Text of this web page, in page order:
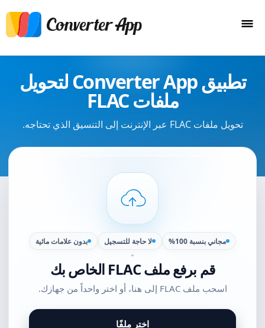
تطبيق Converter App لتحويل
ملفات FLAC
تحويل ملفات FLAC عبر الإنترنت إلى التنسيق الذي تحتاجه.
مجاني بنسبة 100% لا حاجة للتسجيل بدون علامات مائية
قم برفع ملف FLAC الخاص بك
اسحب ملف FLAC إلى هنا، أو اختر واحداً من جهازك.
اختر ملفًا